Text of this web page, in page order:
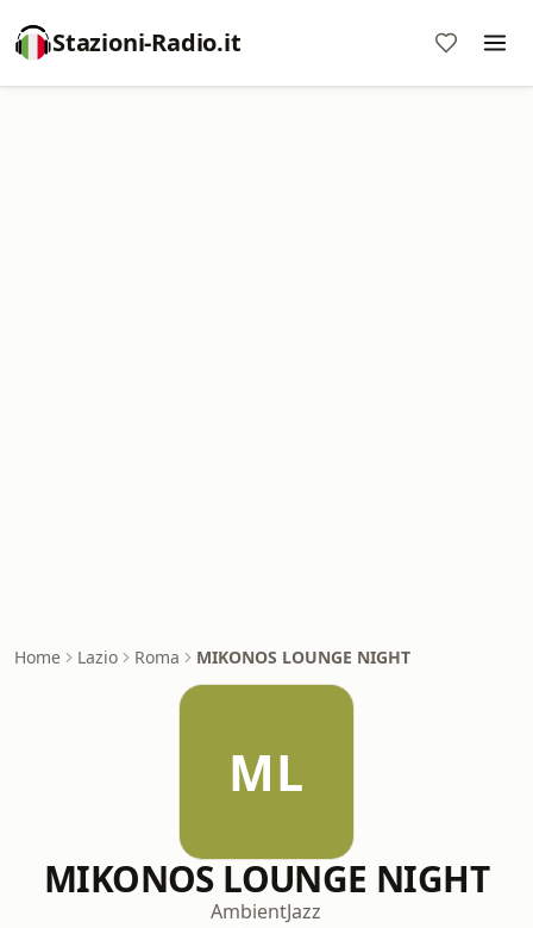
Stazioni-Radio.it
Home Lazio Roma MIKONOS LOUNGE NIGHT
ML
MIKONOS LOUNGE NIGHT
AmbientJazz